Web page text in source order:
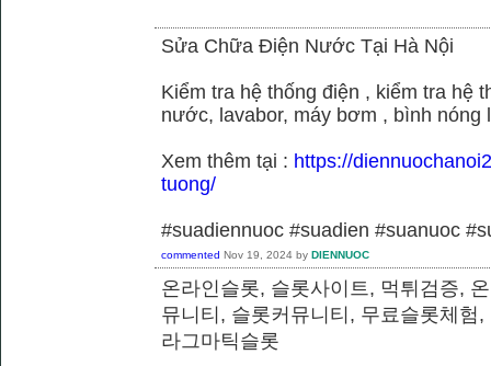
Sửa Chữa Điện Nước Tại Hà Nội
Kiểm tra hệ thống điện , kiểm tra hệ
nước, lavabor, máy bơm , bình nóng
Xem thêm tại : https://
tuong/
#suadiennuoc #suadien #suanuoc
commented Nov 19, 2024 by DIENNUOC
온라인슬롯, 슬롯사이트, 먹튀검증,
뮤니티, 슬롯커뮤니티, 무료슬롯체험
라그마틱슬롯